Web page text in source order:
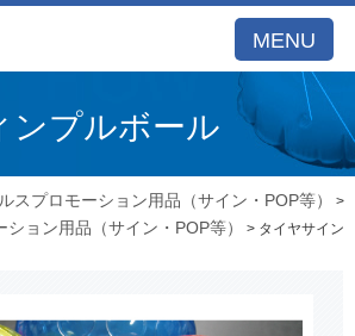
MENU
ンプルボール
スプロモーション用品（サイン・POP等） >
ョン用品（サイン・POP等） > タイヤサイン